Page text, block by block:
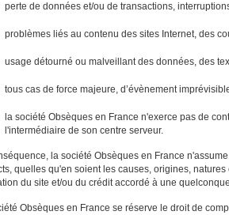
perte de données et/ou de transactions,
problèmes liés au contenu des sites Internet, des
usage détourné ou malveillant des données, des
tous cas de force majeure, d’évènement
la société Obsèques en France n'exerce pas de
l'intermédiaire de son centre serveur.
la société Obsèques en France
quelles qu'en soient les causes, origines,
du site et/ou du crédit accordé à une
Obsèques en France se réserve le droit de